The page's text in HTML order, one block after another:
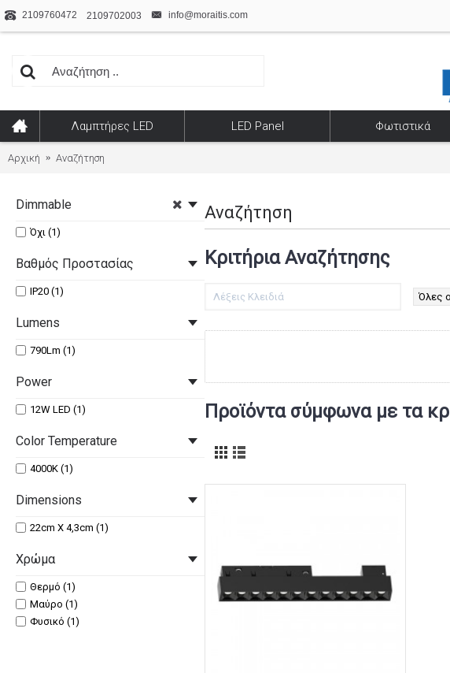
2109760472 2109702003 info@moraitis.com
Λαμπτήρες LED LED Panel Φωτιστικά
Αρχική Αναζήτηση
Dimmable
Όχι (1)
Βαθμός Προστασίας
IP20 (1)
Lumens
790Lm (1)
Power
12W LED (1)
Color Temperature
4000K (1)
Dimensions
22cm X 4,3cm (1)
Χρώμα
Θερμό (1)
Μαύρο (1)
Φυσικό (1)
Αναζήτηση
Κριτήρια Αναζήτησης
Προϊόντα σύμφωνα με τα